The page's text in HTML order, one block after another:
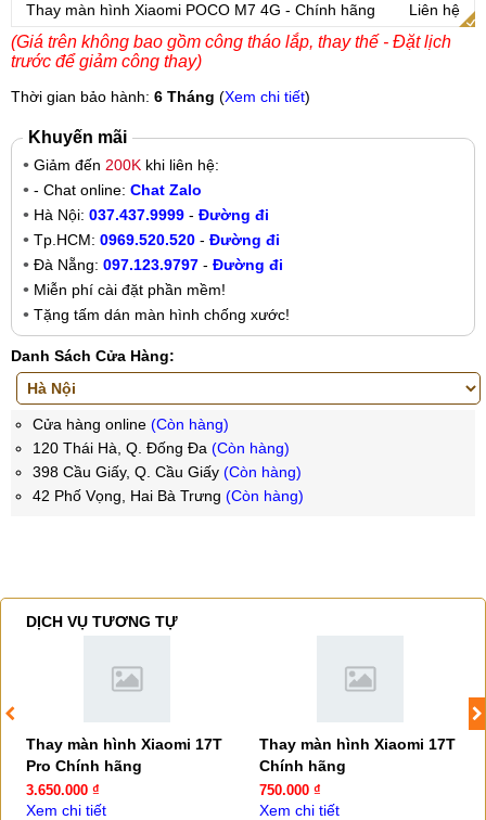
Thay màn hình Xiaomi POCO M7 4G - Chính hãng Liên hệ
(Giá trên không bao gồm công tháo lắp, thay thế - Đặt lịch
trước để giảm công thay)
Thời gian bảo hành: 6 Tháng (Xem chi tiết)
Khuyến mãi
Giảm đến 200K khi liên hệ:
- Chat online: Chat Zalo
Hà Nội: 037.437.9999 - Đường đi
Tp.HCM: 0969.520.520 - Đường đi
Đà Nẵng: 097.123.9797 - Đường đi
Miễn phí cài đặt phần mềm!
Tặng tấm dán màn hình chống xước!
Danh Sách Cửa Hàng:
Cửa hàng online (Còn hàng)
120 Thái Hà, Q. Đống Đa (Còn hàng)
398 Cầu Giấy, Q. Cầu Giấy (Còn hàng)
42 Phố Vọng, Hai Bà Trưng (Còn hàng)
DỊCH VỤ TƯƠNG TỰ
Thay màn hình Xiaomi 17T
Pro Chính hãng
3.650.000 ₫
Xem chi tiết
Thay màn hình Xiaomi 17T
Chính hãng
750.000 ₫
Xem chi tiết